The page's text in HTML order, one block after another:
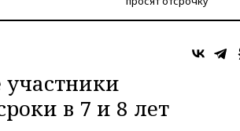
участники
в 7 и 8 лет